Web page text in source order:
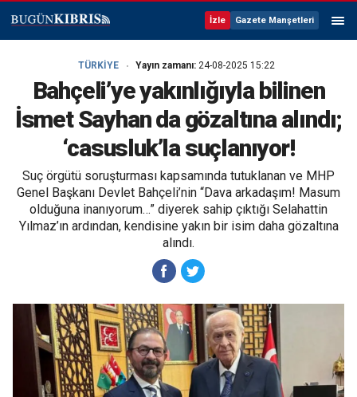
İzle Gazete Manşetleri
TÜRKİYE Yayın zamanı: 24-08-2025 15:22
Bahçeli’ye yakınlığıyla bilinen
İsmet Sayhan da gözaltına alındı;
‘casusluk’la suçlanıyor!
Suç örgütü soruşturması kapsamında tutuklanan ve MHP
Genel Başkanı Devlet Bahçeli’nin “Dava arkadaşım! Masum
olduğuna inanıyorum…” diyerek sahip çıktığı Selahattin
Yılmaz’ın ardından, kendisine yakın bir isim daha gözaltına
alındı.